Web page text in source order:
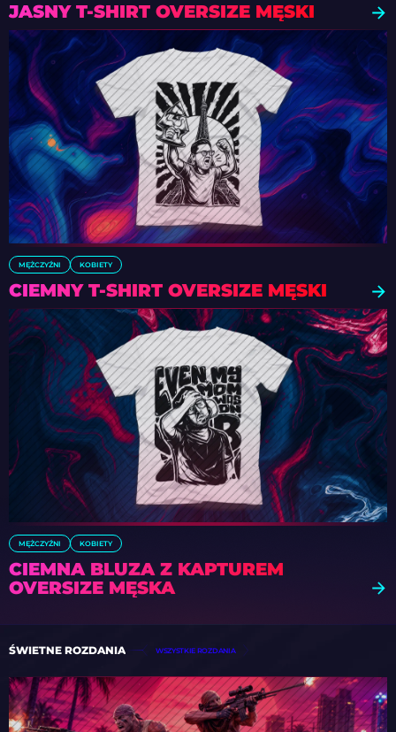
JASNY T-SHIRT OVERSIZE MĘSKI
MĘŻCZYŹNI KOBIETY
CIEMNY T-SHIRT OVERSIZE MĘSKI
MĘŻCZYŹNI KOBIETY
CIEMNA BLUZA Z KAPTUREM
OVERSIZE MĘSKA
ŚWIETNE ROZDANIA WSZYSTKIE ROZDANIA